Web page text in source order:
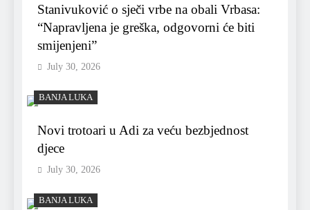
Stanivuković o sječi vrbe na obali Vrbasa:
“Napravljena je greška, odgovorni će biti
smijenjeni”
July 30, 2026
BANJA LUKA
Novi trotoari u Adi za veću bezbjednost
djece
July 30, 2026
BANJA LUKA